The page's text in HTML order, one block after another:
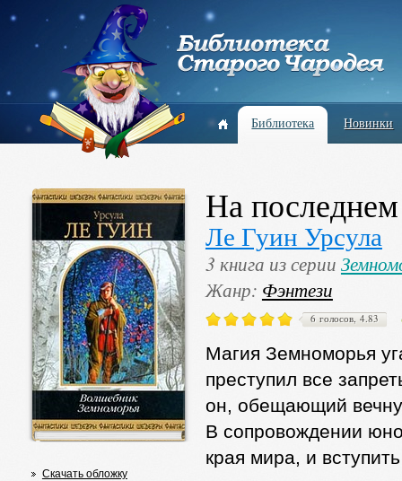
Библиотека Новинки
Скачать обложку
На
Ле Гуин Урсула
3 книга из серии
Жанр: Фэнтези
6 голосов, 4.83
Магия Земноморья
преступил все
он, обещающий
В сопровождении
края мира, и